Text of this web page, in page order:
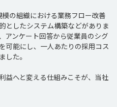
の組織における業務フロー改善
としたシステム構築などがありま
アンケート回答から従業員のシグ
可能にし、一人あたりの採用コス
した。
益へと変える仕組みこそが、当社